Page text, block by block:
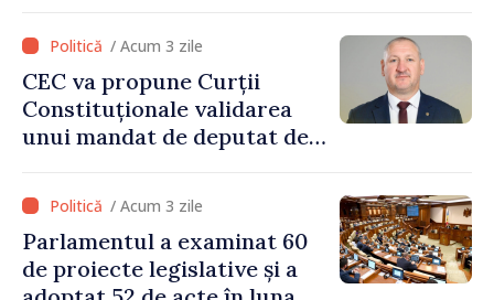
/ Acum 3 zile
CEC va propune Curții
Constituționale validarea
unui mandat de deputat de
/ Acum 3 zile
Parlamentul a examinat 60
de proiecte legislative și a